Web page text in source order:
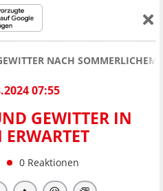
NACH SOMMERLICHEM
07:55
GEWITTER IN
ERWARTET
0 Reaktionen